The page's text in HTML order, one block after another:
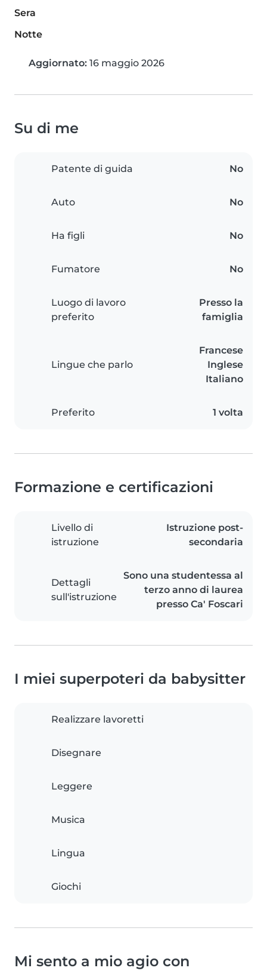
Sera
Notte
Aggiornato: 16 maggio 2026
Su di me
Patente di guida No
Auto No
Ha figli No
Fumatore No
Luogo di lavoro
preferito
Presso la
famiglia
Lingue che parlo
Francese
Inglese
Italiano
Preferito 1 volta
Formazione e certificazioni
Livello di
istruzione
Istruzione post-
secondaria
Dettagli
sull'istruzione
Sono una studentessa al
terzo anno di laurea
presso Ca' Foscari
I miei superpoteri da babysitter
Realizzare lavoretti
Disegnare
Leggere
Musica
Lingua
Giochi
Mi sento a mio agio con